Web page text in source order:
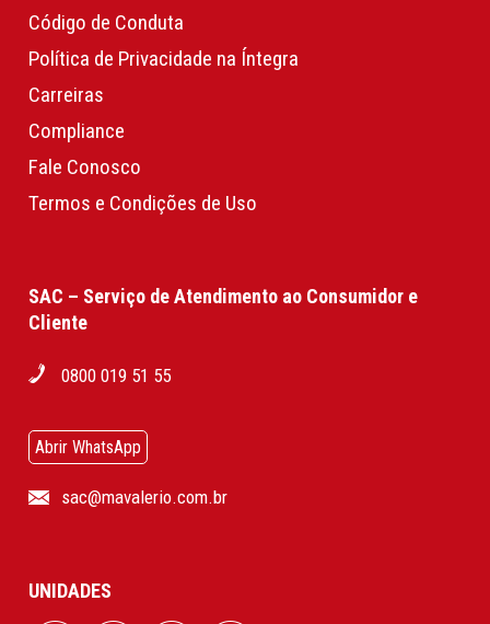
Código de Conduta
Política de Privacidade na Íntegra
Carreiras
Compliance
Fale Conosco
Termos e Condições de Uso
SAC – Serviço de Atendimento ao Consumidor e
Cliente
0800 019 51 55
Abrir WhatsApp
sac@mavalerio.com.br
UNIDADES